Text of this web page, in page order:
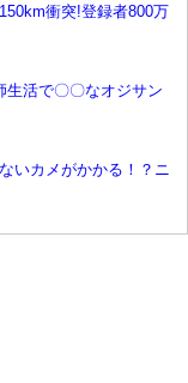
衝突!登録者800万
生活で〇〇なオジサン
いカメがかかる！？ニ